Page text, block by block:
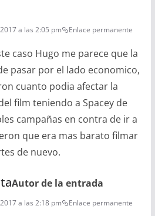
a las 2:05 pm Enlace permanente
caso Hugo me parece que la
pasar por el lado economico,
cuanto podia afectar la
film teniendo a Spacey de
campañas en contra de ir a
que era mas barato filmar
de nuevo.
Autor de la entrada
a las 2:18 pm Enlace permanente